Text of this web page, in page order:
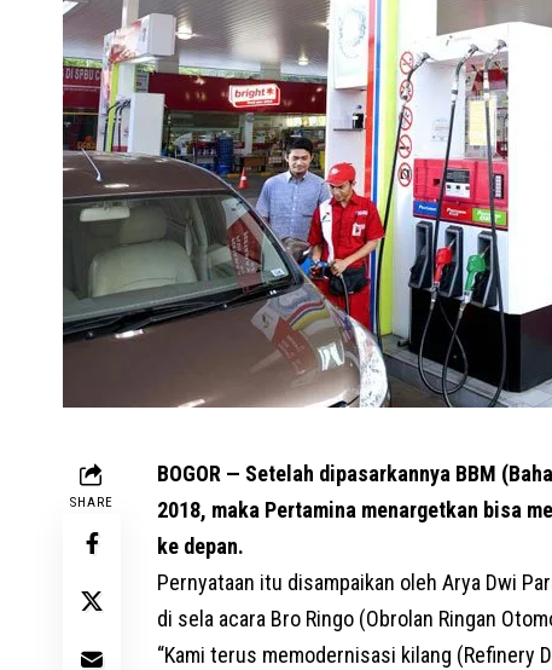
SHARE
BOGOR — Setelah dipasarkannya BBM
2018, maka Pertamina menargetkan bisa
ke depan.
Pernyataan itu disampaikan oleh Arya Dwi
di sela acara Bro Ringo (Obrolan Ringan
“Kami terus memodernisasi kilang (Refinery